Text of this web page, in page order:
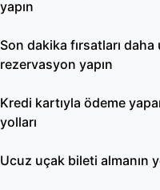
yapın
Son dakika fırsatları
rezervasyon yapın
Kredi kartıyla ödeme
yolları
Ucuz uçak bileti almanın